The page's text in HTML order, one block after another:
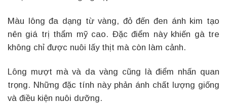
Màu lông đa dạng từ vàng, đỏ đến đen ánh kim tạo
nên giá trị thẩm mỹ cao. Đặc điểm này khiến gà tre
không chỉ được nuôi lấy thịt mà còn làm cảnh.
Lông mượt mà và da vàng cũng là điểm nhấn quan
trọng. Những đặc tính này phản ánh chất lượng giống
và điều kiện nuôi dưỡng.